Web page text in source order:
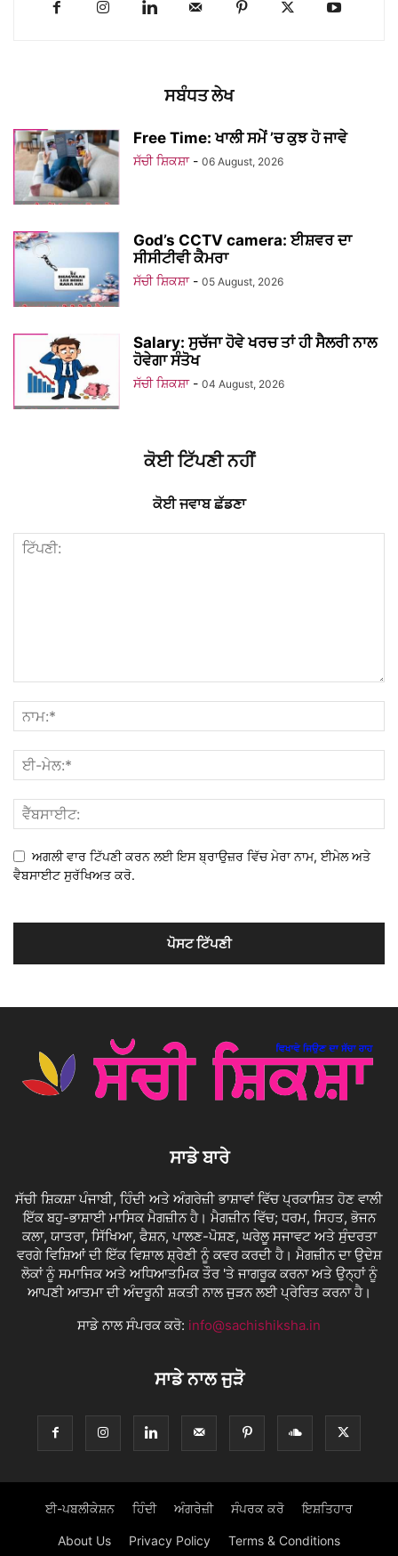
ਸਬੰਧਤ ਲੇਖ
Free Time: ਖਾਲੀ ਸਮੇਂ ’ਚ ਕੁਝ ਹੋ ਜਾਵੇ
ਸੱਚੀ ਸ਼ਿਕਸ਼ਾ - 06 August, 2026
God’s CCTV camera: ਈਸ਼ਵਰ ਦਾ
ਸੀਸੀਟੀਵੀ ਕੈਮਰਾ
ਸੱਚੀ ਸ਼ਿਕਸ਼ਾ - 05 August, 2026
Salary: ਸੁਚੱਜਾ ਹੋਵੇ ਖਰਚ ਤਾਂ ਹੀ ਸੈਲਰੀ ਨਾਲ
ਹੋਵੇਗਾ ਸੰਤੋਖ
ਸੱਚੀ ਸ਼ਿਕਸ਼ਾ - 04 August, 2026
ਕੋਈ ਟਿੱਪਣੀ ਨਹੀਂ
ਕੋਈ ਜਵਾਬ ਛੱਡਣਾ
ਅਗਲੀ ਵਾਰ ਟਿੱਪਣੀ ਕਰਨ ਲਈ ਇਸ ਬ੍ਰਾਉਜ਼ਰ ਵਿੱਚ ਮੇਰਾ ਨਾਮ, ਈਮੇਲ ਅਤੇ
ਵੈਬਸਾਈਟ ਸੁਰੱਖਿਅਤ ਕਰੋ.
ਸਾਡੇ ਬਾਰੇ
ਸੱਚੀ ਸ਼ਿਕਸ਼ਾ ਪੰਜਾਬੀ, ਹਿੰਦੀ ਅਤੇ ਅੰਗਰੇਜ਼ੀ ਭਾਸ਼ਾਵਾਂ ਵਿੱਚ ਪ੍ਰਕਾਸ਼ਿਤ ਹੋਣ ਵਾਲੀ
ਇੱਕ ਬਹੁ-ਭਾਸ਼ਾਈ ਮਾਸਿਕ ਮੈਗਜ਼ੀਨ ਹੈ। ਮੈਗਜ਼ੀਨ ਵਿੱਚ; ਧਰਮ, ਸਿਹਤ, ਭੋਜਨ
ਕਲਾ, ਯਾਤਰਾ, ਸਿੱਖਿਆ, ਫੈਸ਼ਨ, ਪਾਲਣ-ਪੋਸ਼ਣ, ਘਰੇਲੂ ਸਜਾਵਟ ਅਤੇ ਸੁੰਦਰਤਾ
ਵਰਗੇ ਵਿਸ਼ਿਆਂ ਦੀ ਇੱਕ ਵਿਸ਼ਾਲ ਸ਼੍ਰੇਣੀ ਨੂੰ ਕਵਰ ਕਰਦੀ ਹੈ। ਮੈਗਜ਼ੀਨ ਦਾ ਉਦੇਸ਼
ਲੋਕਾਂ ਨੂੰ ਸਮਾਜਿਕ ਅਤੇ ਅਧਿਆਤਮਿਕ ਤੌਰ 'ਤੇ ਜਾਗਰੂਕ ਕਰਨਾ ਅਤੇ ਉਨ੍ਹਾਂ ਨੂੰ
ਆਪਣੀ ਆਤਮਾ ਦੀ ਅੰਦਰੂਨੀ ਸ਼ਕਤੀ ਨਾਲ ਜੁੜਨ ਲਈ ਪ੍ਰੇਰਿਤ ਕਰਨਾ ਹੈ।
ਸਾਡੇ ਨਾਲ ਸੰਪਰਕ ਕਰੋ: info@sachishiksha.in
ਸਾਡੇ ਨਾਲ ਜੁੜੋ
ਈ-ਪਬਲੀਕੇਸ਼ਨ ਹਿੰਦੀ ਅੰਗਰੇਜ਼ੀ ਸੰਪਰਕ ਕਰੋ ਇਸ਼ਤਿਹਾਰ
About Us Privacy Policy Terms & Conditions